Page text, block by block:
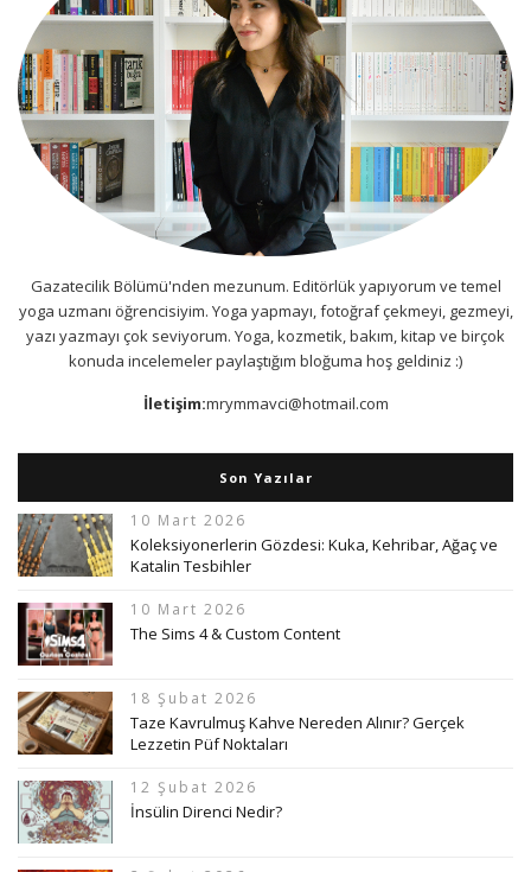
Gazatecilik Bölümü'nden mezunum. Editörlük yapıyorum ve temel
yoga uzmanı öğrencisiyim. Yoga yapmayı, fotoğraf çekmeyi, gezmeyi,
yazı yazmayı çok seviyorum. Yoga, kozmetik, bakım, kitap ve birçok
konuda incelemeler paylaştığım bloğuma hoş geldiniz :)
İletişim:mrymmavci@hotmail.com
Son Yazılar
10 Mart 2026
Koleksiyonerlerin Gözdesi: Kuka, Kehribar, Ağaç ve
Katalin Tesbihler
10 Mart 2026
The Sims 4 & Custom Content
18 Şubat 2026
Taze Kavrulmuş Kahve Nereden Alınır? Gerçek
Lezzetin Püf Noktaları
12 Şubat 2026
İnsülin Direnci Nedir?